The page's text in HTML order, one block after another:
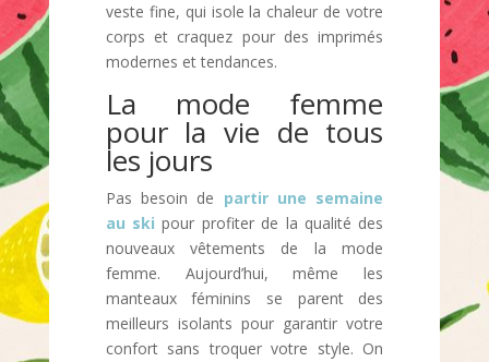
veste fine, qui isole la chaleur de votre
corps et craquez pour des imprimés
modernes et tendances.
La mode femme
pour la vie de tous
les jours
Pas besoin de partir une semaine
au ski pour profiter de la qualité des
nouveaux vêtements de la mode
femme. Aujourd’hui, même les
manteaux féminins se parent des
meilleurs isolants pour garantir votre
confort sans troquer votre style. On